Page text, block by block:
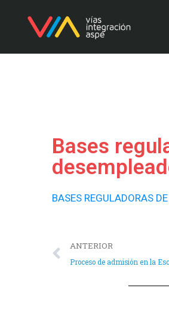
Bases
BASES REGULADORAS
ANTERIOR
Proceso de admisión en la